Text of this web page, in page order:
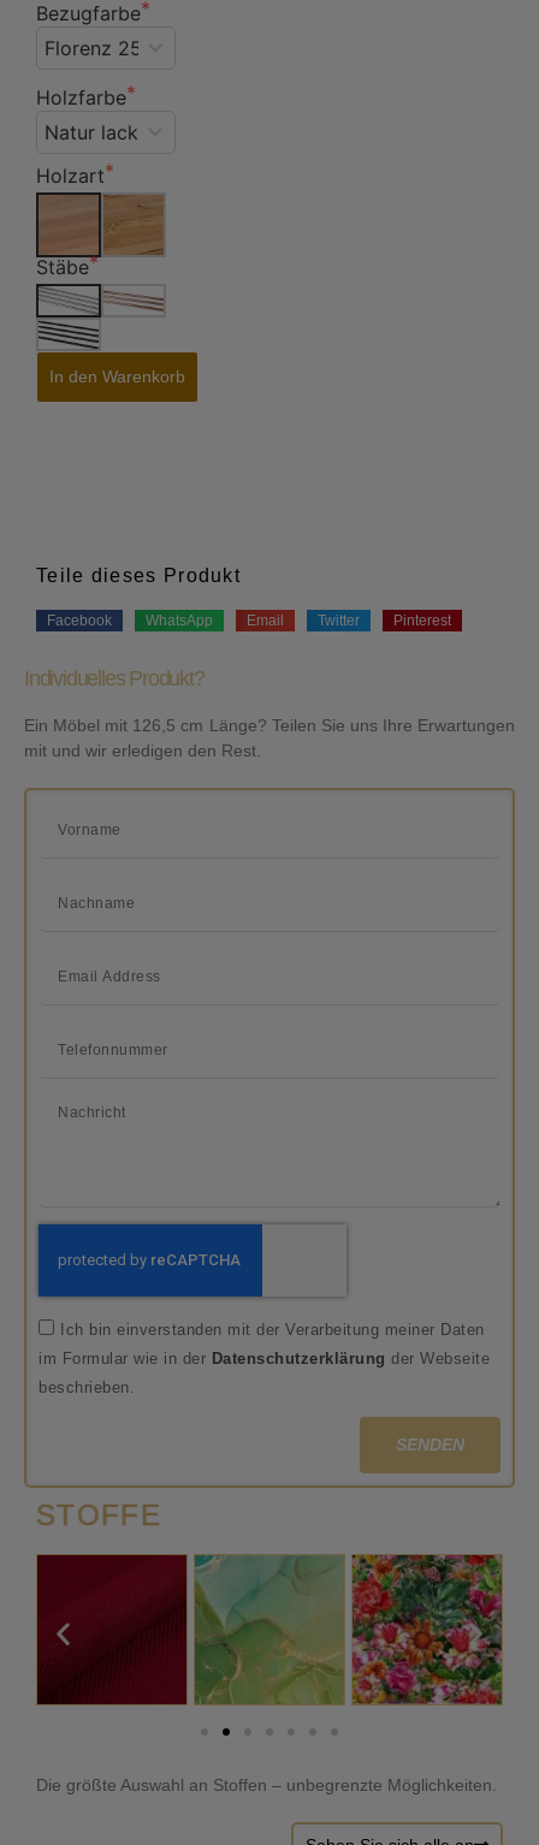
Bezugfarbe
Holzfarbe
Holzart
Stäbe
In den Warenkorb
Teile dieses Produkt
Facebook WhatsApp Email Twitter Pinterest
Individuelles Produkt?
Ein Möbel mit 126,5 cm Länge? Teilen Sie uns Ihre Erwartungen
mit und wir erledigen den Rest.
Ich bin einverstanden mit der Verarbeitung meiner Daten
im Formular wie in der Datenschutzerklärung der Webseite
beschrieben.
SENDEN
STOFFE
Die größte Auswahl an Stoffen – unbegrenzte Möglichkeiten.